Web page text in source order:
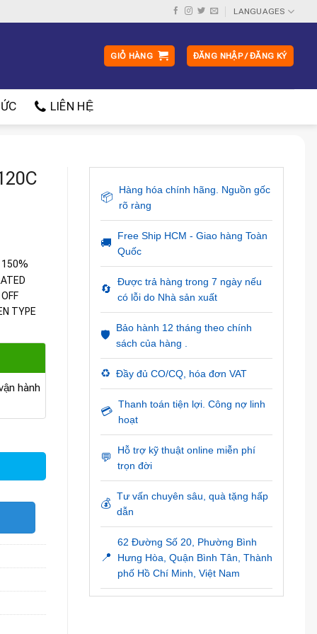
LANGUAGES
GIỎ HÀNG ĐĂNG NHẬP / ĐĂNG KÝ
LIÊN HỆ
150%
TYPE
hành
📦
Hàng hóa chính hãng. Nguồn gốc
rõ ràng
🚚
Free Ship HCM - Giao hàng Toàn
Quốc
🔄
Được trả hàng trong 7 ngày nếu
có lỗi do Nhà sản xuất
🛡️
Bảo hành 12 tháng theo chính
sách của hàng .
♻️ Đầy đủ CO/CQ, hóa đơn VAT
💳
Thanh toán tiện lợi. Công nợ linh
hoạt
💬
Hỗ trợ kỹ thuật online miễn phí
trọn đời
💰
Tư vấn chuyên sâu, quà tặng hấp
dẫn
📍
62 Đường Số 20, Phường Bình
Hưng Hòa, Quận Bình Tân, Thành
phố Hồ Chí Minh, Việt Nam